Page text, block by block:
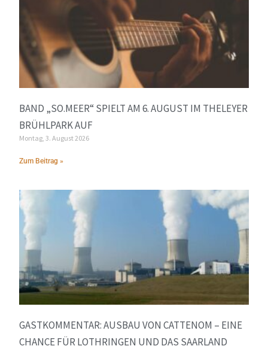
BAND „SO.MEER“ SPIELT AM 6. AUGUST IM THELEYER
BRÜHLPARK AUF
Montag, 3. August 2026
Zum Beitrag »
GASTKOMMENTAR: AUSBAU VON CATTENOM – EINE
CHANCE FÜR LOTHRINGEN UND DAS SAARLAND